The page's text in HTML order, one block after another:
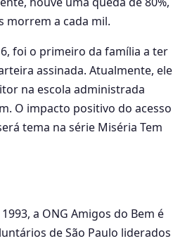
morrem a cada mil.
foi o primeiro da família a ter
assinada. Atualmente, ele
na escola administrada
O impacto positivo do acesso
tema na série Miséria Tem
a ONG Amigos do Bem é
de São Paulo liderados